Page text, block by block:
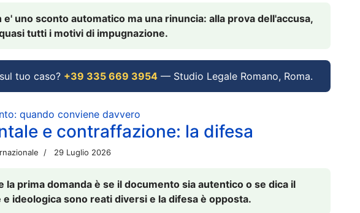
uno sconto automatico ma una rinuncia: alla prova dell'accusa,
tutti i motivi di impugnazione.
tuo caso? +39 335 669 3954 — Studio Legale Romano, Roma.
quando conviene davvero
e contraffazione: la difesa
29 Luglio 2026
la prima domanda è se il documento sia autentico o se dica il
ideologica sono reati diversi e la difesa è opposta.